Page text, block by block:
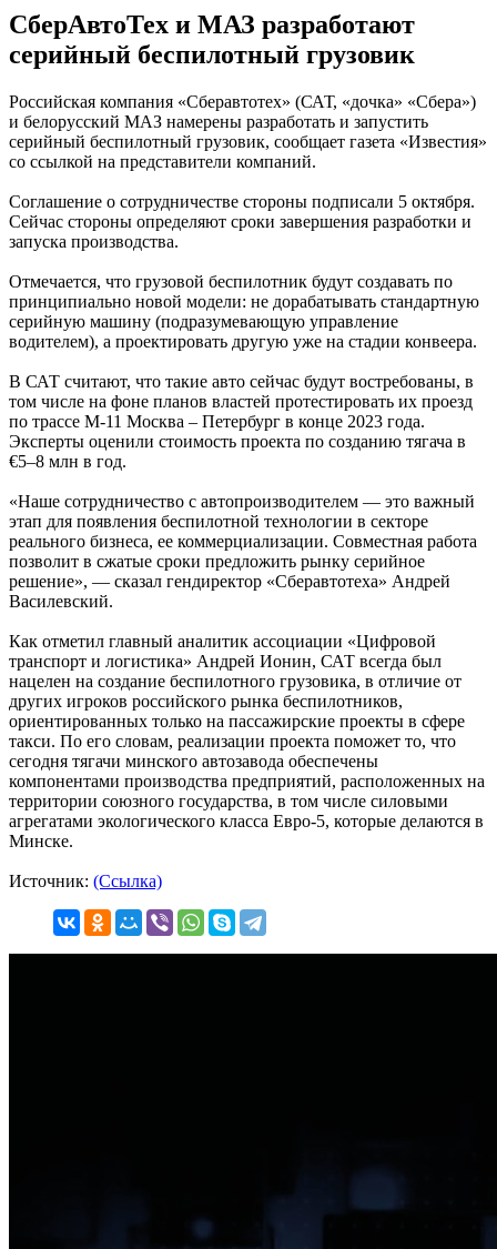
СберАвтоТех и МАЗ разработают
серийный беспилотный грузовик
Российская компания «Сберавтотех» (САТ, «дочка» «Сбера»)
и белорусский МАЗ намерены разработать и запустить
серийный беспилотный грузовик, сообщает газета «Известия»
со ссылкой на представители компаний.
Соглашение о сотрудничестве стороны подписали 5 октября.
Сейчас стороны определяют сроки завершения разработки и
запуска производства.
Отмечается, что грузовой беспилотник будут создавать по
принципиально новой модели: не дорабатывать стандартную
серийную машину (подразумевающую управление
водителем), а проектировать другую уже на стадии конвеера.
В САТ считают, что такие авто сейчас будут востребованы, в
том числе на фоне планов властей протестировать их проезд
по трассе М-11 Москва – Петербург в конце 2023 года.
Эксперты оценили стоимость проекта по созданию тягача в
€5–8 млн в год.
«Наше сотрудничество с автопроизводителем — это важный
этап для появления беспилотной технологии в секторе
реального бизнеса, ее коммерциализации. Совместная работа
позволит в сжатые сроки предложить рынку серийное
решение», — сказал гендиректор «Сберавтотеха» Андрей
Василевский.
Как отметил главный аналитик ассоциации «Цифровой
транспорт и логистика» Андрей Ионин, САТ всегда был
нацелен на создание беспилотного грузовика, в отличие от
других игроков российского рынка беспилотников,
ориентированных только на пассажирские проекты в сфере
такси. По его словам, реализации проекта поможет то, что
сегодня тягачи минского автозавода обеспечены
компонентами производства предприятий, расположенных на
территории союзного государства, в том числе силовыми
агрегатами экологического класса Евро-5, которые делаются в
Минске.
Источник: (Ссылка)